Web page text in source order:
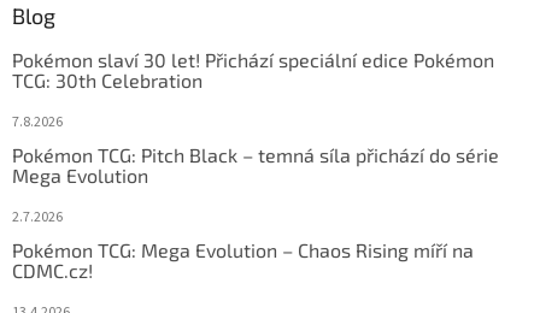
Blog
Pokémon slaví 30 let! Přichází speciální edice Pokémon
TCG: 30th Celebration
7.8.2026
Pokémon TCG: Pitch Black – temná síla přichází do série
Mega Evolution
2.7.2026
Pokémon TCG: Mega Evolution – Chaos Rising míří na
CDMC.cz!